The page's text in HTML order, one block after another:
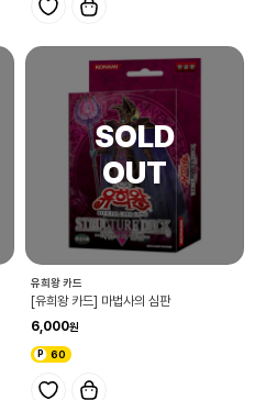
유희왕 카드
[유희왕 카드] 마법사의 심판
6,000
60